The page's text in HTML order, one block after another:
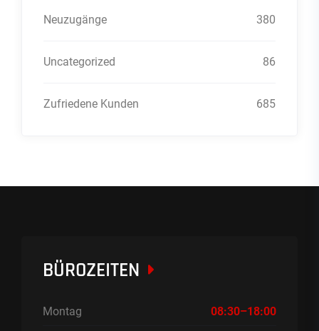
Neuzugänge 380
Uncategorized 86
Zufriedene Kunden 685
BÜROZEITEN
Montag 08:30–18:00